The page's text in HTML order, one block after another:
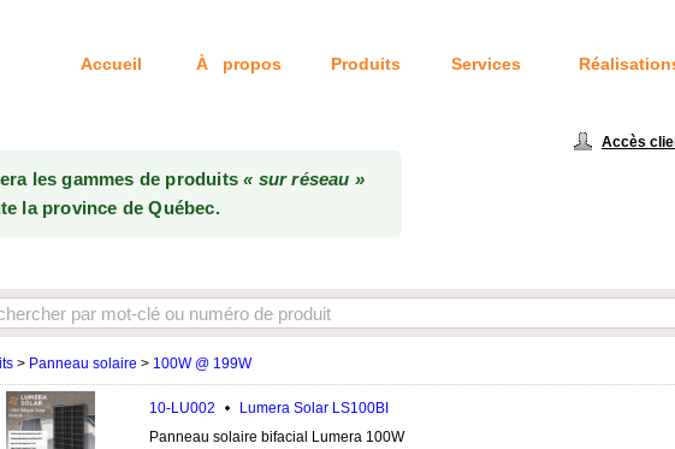
Accueil À propos Produits Services
Accès
les gammes de produits« sur réseau »
la province de Québec.
Voir
> Panneau solaire > 100W @ 199W
10-LU002 Lumera Solar LS100BI
Panneau solaire bifacial Lumera 100W